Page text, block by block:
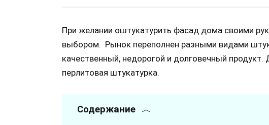
При желании оштукатурить фасад дома своими
выбором. Рынок переполнен разными видами
качественный, недорогой и долговечный
перлитовая штукатурка.
Содержание